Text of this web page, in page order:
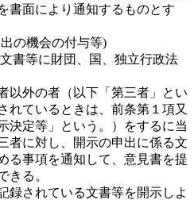
書面により通知するものとす
の機会の付与等)
書等に財団、国、独立行政法
以外の者（以下「第三者」とい
れているときは、前条第１項又
決定等」という。）をするに当
者に対し、開示の申出に係る文
る事項を通知して、意見書を提
きる。
されている文書等を開示しよ